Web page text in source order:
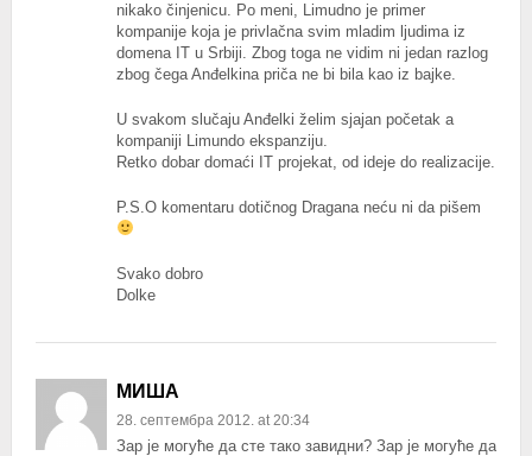
nikako činjenicu. Po meni, Limudno je primer
kompanije koja je privlačna svim mladim ljudima iz
domena IT u Srbiji. Zbog toga ne vidim ni jedan razlog
zbog čega Anđelkina priča ne bi bila kao iz bajke.
U svakom slučaju Anđelki želim sjajan početak a
kompaniji Limundo ekspanziju.
Retko dobar domaći IT projekat, od ideje do realizacije.
P.S.O komentaru dotičnog Dragana neću ni da pišem
Svako dobro
Dolke
МИША
28. септембра 2012. at 20:34
Зар је могуће да сте тако завидни? Зар је могуће да